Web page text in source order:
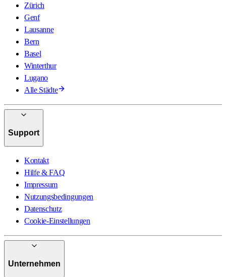
Zürich
Genf
Lausanne
Bern
Basel
Winterthur
Lugano
Alle Städte
Support
Kontakt
Hilfe & FAQ
Impressum
Nutzungsbedingungen
Datenschutz
Cookie-Einstellungen
Unternehmen